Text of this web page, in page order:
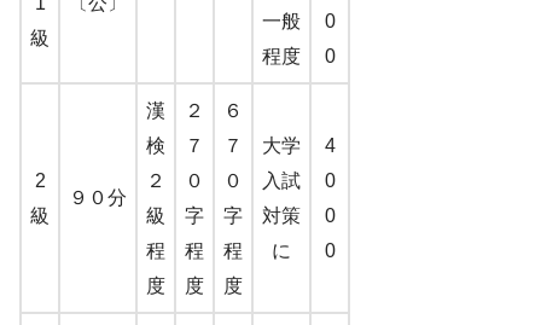
級
一般
程度
0
0
2
級
９０分
漢
検
２
級
程
度
２
７
０
字
程
度
６
７
０
字
程
度
大学
入試
対策
に
4
0
0
0